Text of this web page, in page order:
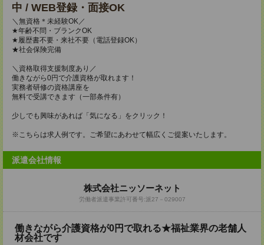
中 / WEB登録・面接OK
＼無資格＊未経験OK／
★年齢不問・ブランクOK
★履歴書不要・来社不要（電話登録OK）
★社会保険完備
＼資格取得支援制度あり／
働きながら0円で介護資格が取れます！
実務者研修の資格講座を
無料で受講できます（一部条件有）
少しでも興味があれば「気になる」をクリック！
※こちらは求人例です。ご希望にあわせて幅広くご提案いたします。
派遣会社情報
株式会社ニッソーネット
労働者派遣事業許可番号:派27－029007
働きながら介護資格が0円で取れる★福祉業界の老舗人
材会社です